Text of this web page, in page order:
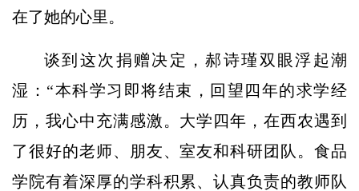
在了她的心里。
谈到这次捐赠决定，郝诗瑾双眼浮起潮
湿：“本科学习即将结束，回望四年的求学经
历，我心中充满感激。大学四年，在西农遇到
了很好的老师、朋友、室友和科研团队。食品
学院有着深厚的学科积累、认真负责的教师队